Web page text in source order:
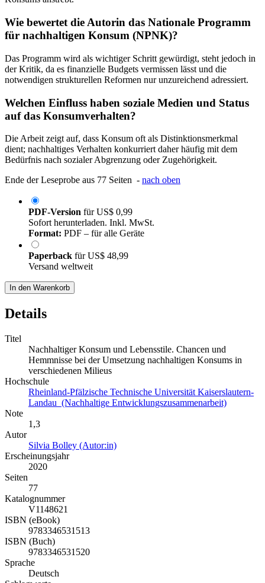
Wie bewertet die Autorin das Nationale Programm
für nachhaltigen Konsum (NPNK)?
Das Programm wird als wichtiger Schritt gewürdigt, steht jedoch in
der Kritik, da es finanzielle Budgets vermissen lässt und die
notwendigen strukturellen Reformen nur unzureichend adressiert.
Welchen Einfluss haben soziale Medien und Status
auf das Konsumverhalten?
Die Arbeit zeigt auf, dass Konsum oft als Distinktionsmerkmal
dient; nachhaltiges Verhalten konkurriert daher häufig mit dem
Bedürfnis nach sozialer Abgrenzung oder Zugehörigkeit.
Ende der Leseprobe aus 77 Seiten - nach oben
PDF-Version fürUS$ 0,99
Sofort herunterladen. Inkl. MwSt.
Format: PDF – für alle Geräte
Paperback fürUS$ 48,99
Versand weltweit
In den Warenkorb
Details
Titel
Nachhaltiger Konsum und Lebensstile. Chancen und
Hemmnisse bei der Umsetzung nachhaltigen Konsums in
verschiedenen Milieus
Hochschule
Rheinland-Pfälzische Technische Universität Kaiserslautern-
Landau (Nachhaltige Entwicklungszusammenarbeit)
Note
1,3
Autor
Silvia Bolley (Autor:in)
Erscheinungsjahr
2020
Seiten
77
Katalognummer
V1148621
ISBN (eBook)
9783346531513
ISBN (Buch)
9783346531520
Sprache
Deutsch